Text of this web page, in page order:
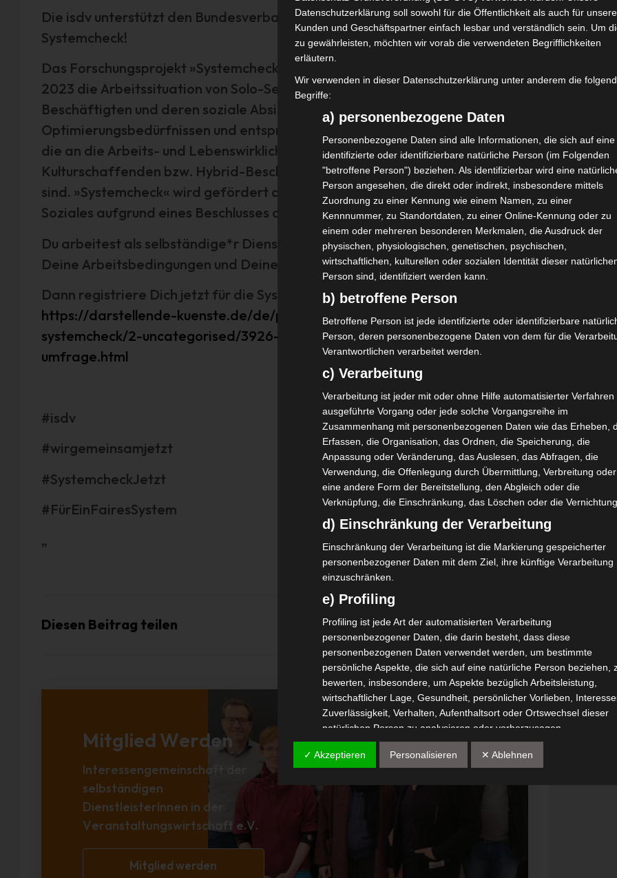
Die isdv unterstützt den Bundesverband Freie Darstellende Künste e.V. beim
Systemcheck!
Das Forschungsprojekt »Systemcheck« des BFDK e.V. erforscht von 2021 bis
2023 die Arbeitssituation von Solo-Selbstständigen und Hybrid-
Beschäftigten und deren soziale Absicherung. Ziel ist die Erarbeitung von
Optimierungsbedürfnissen und entsprechenden Handlungsempfehlungen,
die an die Arbeits- und Lebenswirklichkeit von (solo-)selbstständigen
Kulturschaffenden bzw. Hybrid-Beschäftigte angepasst
sind. »Systemcheck« wird gefördert durch das Bundesministerium Arbeit und
Soziales aufgrund eines Beschlusses des Bundestages.
Du arbeitest als selbständige*r Diensterleister*in im Eventbereich und willst
Deine Arbeitsbedingungen und Deine soziale Absicherung verbessern?
Dann registriere Dich jetzt für die Systemcheck-Umfrage:
https://darstellende-kuenste.de/de/projekte/systemcheck/umfrage-
systemcheck/2-uncategorised/3926-registrierung-fuer-die-systemcheck-
umfrage.html
#isdv
#wirgemeinsamjetzt
#SystemcheckJetzt
#FürEinFairesSystem
„
Diesen Beitrag teilen
Mitglied Werden
Interessengemeinschaft der
selbständigen
DienstleisterInnen in der
Veranstaltungswirtschaft e.V.
Mitglied werden
Datenschutzerklärung soll sowohl für die Öffentlichkeit als auch für unsere
Kunden und Geschäftspartner einfach lesbar und verständlich sein. Um
zu gewährleisten, möchten wir vorab die verwendeten Begrifflichkeiten
erläutern.
Wir verwenden in dieser Datenschutzerklärung unter anderem die
Begriffe:
a) personenbezogene Daten
Personenbezogene Daten sind alle Informationen, die sich auf eine
identifizierte oder identifizierbare natürliche Person (im Folgenden
"betroffene Person") beziehen. Als identifizierbar wird eine
Person angesehen, die direkt oder indirekt, insbesondere mittels
Zuordnung zu einer Kennung wie einem Namen, zu einer
Kennnummer, zu Standortdaten, zu einer Online-Kennung oder zu
einem oder mehreren besonderen Merkmalen, die Ausdruck der
physischen, physiologischen, genetischen, psychischen,
wirtschaftlichen, kulturellen oder sozialen Identität dieser
Person sind, identifiziert werden kann.
b) betroffene Person
Betroffene Person ist jede identifizierte oder identifizierbare
Person, deren personenbezogene Daten von dem für die
Verantwortlichen verarbeitet werden.
c) Verarbeitung
Verarbeitung ist jeder mit oder ohne Hilfe automatisierter Verfahren
ausgeführte Vorgang oder jede solche Vorgangsreihe im
Zusammenhang mit personenbezogenen Daten wie das Erheben,
Erfassen, die Organisation, das Ordnen, die Speicherung, die
Anpassung oder Veränderung, das Auslesen, das Abfragen, die
Verwendung, die Offenlegung durch Übermittlung, Verbreitung oder
eine andere Form der Bereitstellung, den Abgleich oder die
Verknüpfung, die Einschränkung, das Löschen oder die Vernichtung.
d) Einschränkung der Verarbeitung
Einschränkung der Verarbeitung ist die Markierung gespeicherter
personenbezogener Daten mit dem Ziel, ihre künftige Verarbeitung
einzuschränken.
e) Profiling
Profiling ist jede Art der automatisierten Verarbeitung
personenbezogener Daten, die darin besteht, dass diese
personenbezogenen Daten verwendet werden, um bestimmte
persönliche Aspekte, die sich auf eine natürliche Person beziehen,
bewerten, insbesondere, um Aspekte bezüglich Arbeitsleistung,
wirtschaftlicher Lage, Gesundheit, persönlicher Vorlieben,
Zuverlässigkeit, Verhalten, Aufenthaltsort oder Ortswechsel dieser
natürlichen Person zu analysieren oder vorherzusagen.
f) Pseudonymisierung
einer Weise, auf welche die personenbezogenen Daten ohne
zusätzlichen Informationen gesondert aufbewahrt werden und
technischen und organisatorischen Maßnahmen unterliegen, die
gewährleisten, dass die personenbezogenen Daten nicht einer
✓ Akzeptieren Personalisieren ✕ Ablehnen